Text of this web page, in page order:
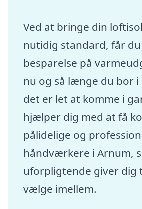
Ved at bringe din
nutidig standard, får du
besparelse på
nu og så længe du bor i
det er let at komme i
hjælper dig med at få
pålidelige og
håndværkere i Arnum,
uforpligtende giver dig
vælge imellem.